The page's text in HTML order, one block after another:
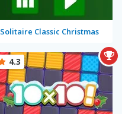
Solitaire Classic Christmas
4.3